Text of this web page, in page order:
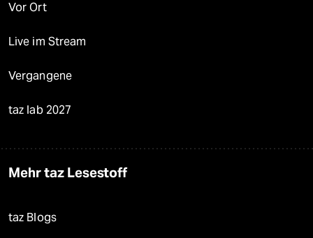
Vor Ort
Live im Stream
Vergangene
taz lab 2027
Mehr taz Lesestoff
taz Blogs